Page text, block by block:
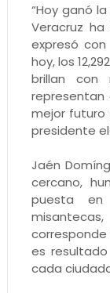
“Hoy ganó
Veracruz
expresó
hoy, los
brillan con
representan
mejor futuro
presidente
Jaén
cercano,
puesta
es
cada